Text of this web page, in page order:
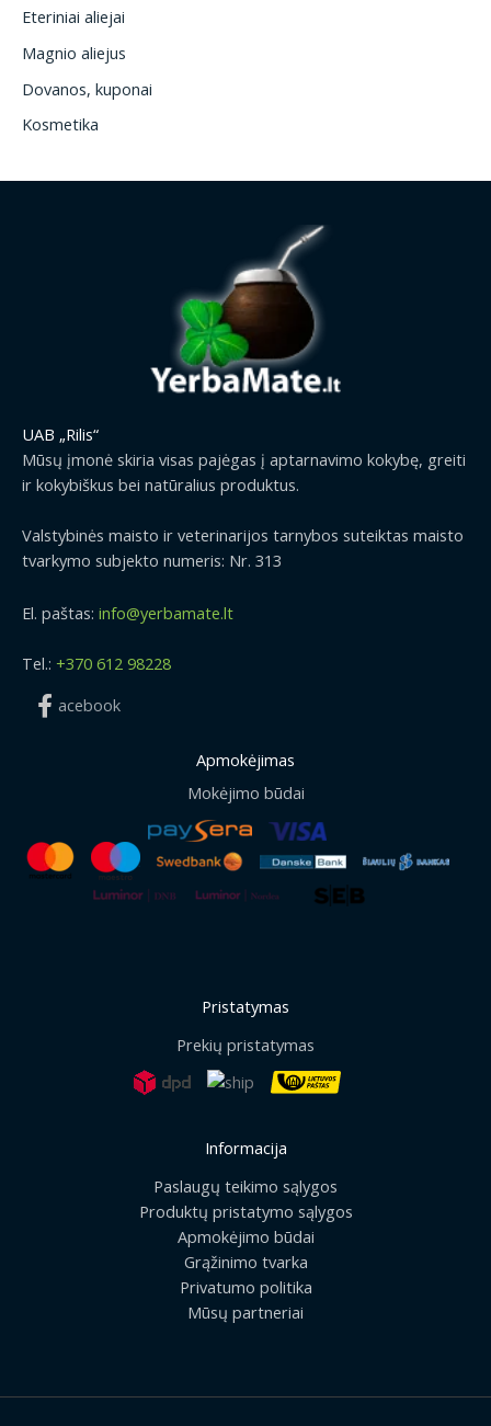
Eteriniai aliejai
Magnio aliejus
Dovanos, kuponai
Kosmetika
UAB „Rilis“
Mūsų įmonė skiria visas pajėgas į aptarnavimo kokybę, greiti
ir kokybiškus bei natūralius produktus.
Valstybinės maisto ir veterinarijos tarnybos suteiktas maisto
tvarkymo subjekto numeris: Nr. 313
El. paštas: info@yerbamate.lt
Tel.: +370 612 98228
acebook
Apmokėjimas
Mokėjimo būdai
Pristatymas
Prekių pristatymas
Informacija
Paslaugų teikimo sąlygos
Produktų pristatymo sąlygos
Apmokėjimo būdai
Grąžinimo tvarka
Privatumo politika
Mūsų partneriai